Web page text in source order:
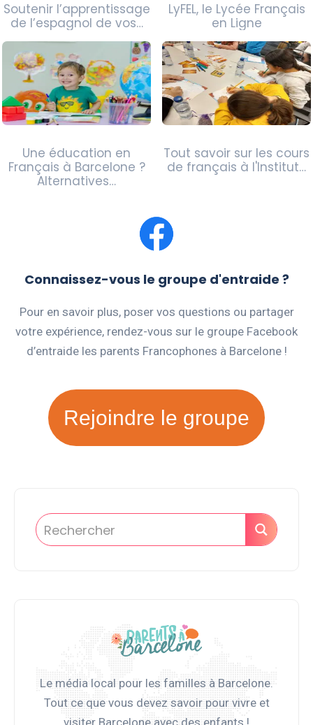
Soutenir l’apprentissage
de l’espagnol de vos…
LyFEL, le Lycée Français
en Ligne
Une éducation en
Français à Barcelone ?
Alternatives…
Tout savoir sur les cours
de français à l'Institut…
Connaissez-vous le groupe d'entraide ?
Pour en savoir plus, poser vos questions ou partager
votre expérience, rendez-vous sur le groupe Facebook
d’entraide les parents Francophones à Barcelone !
Rejoindre le groupe
Le média local pour les familles à Barcelone.
Tout ce que vous devez savoir pour vivre et
visiter Barcelone avec des enfants !